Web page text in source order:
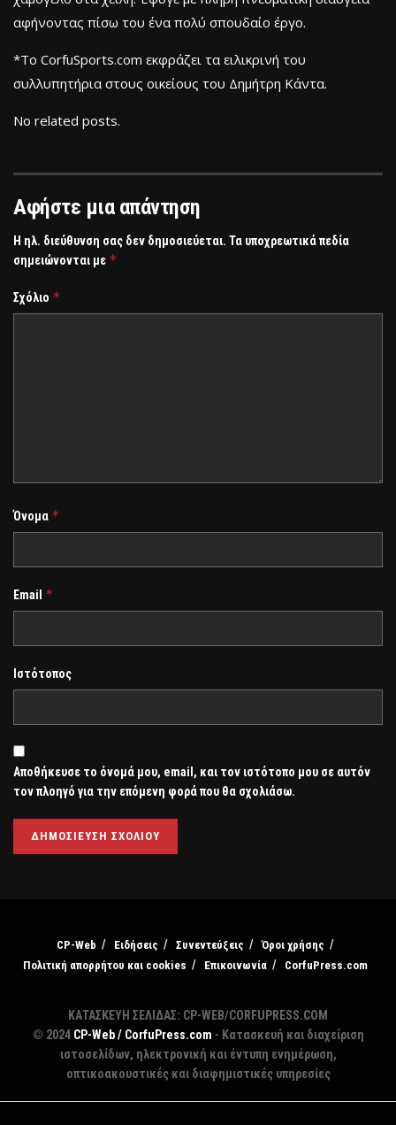
αφήνοντας πίσω του ένα πολύ σπουδαίο έργο.
*Το CorfuSports.com εκφράζει τα ειλικρινή του
συλλυπητήρια στους οικείους του Δημήτρη Κάντα.
No related posts.
Αφήστε μια απάντηση
Η ηλ. διεύθυνση σας δεν δημοσιεύεται. Τα υποχρεωτικά πεδία
σημειώνονται με *
Σχόλιο *
Όνομα *
Email *
Ιστότοπος
Αποθήκευσε το όνομά μου, email, και τον ιστότοπο μου σε αυτόν
τον πλοηγό για την επόμενη φορά που θα σχολιάσω.
CP-Web Ειδήσεις Συνεντεύξεις
Όροι χρήσης
Πολιτική απορρήτου και cookies
Επικοινωνία CorfuPress.com
ΚΑΤΑΣΚΕΥΗ ΣΕΛΙΔΑΣ: CP-WEB/CORFUPRESS.COM
© 2024 CP-Web / CorfuPress.com - Κατασκευή και διαχείριση
ιστοσελίδων, ηλεκτρονική και έντυπη ενημέρωση,
οπτικοακουστικές και διαφημιστικές υπηρεσίες